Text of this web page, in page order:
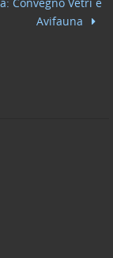
Avifauna